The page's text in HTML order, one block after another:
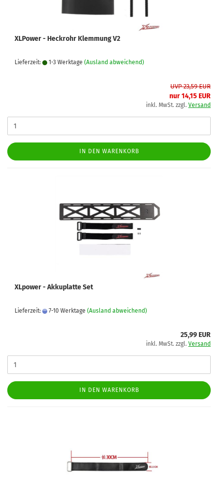
XLPower - Heckrohr Klemmung V2
Lieferzeit: 1-3 Werktage (Ausland abweichend)
UVP 23,59 EUR
nur 14,15 EUR
inkl. MwSt. zzgl. Versand
IN DEN WARENKORB
XLpower - Akkuplatte Set
Lieferzeit: 7-10 Werktage (Ausland abweichend)
25,99 EUR
inkl. MwSt. zzgl. Versand
IN DEN WARENKORB